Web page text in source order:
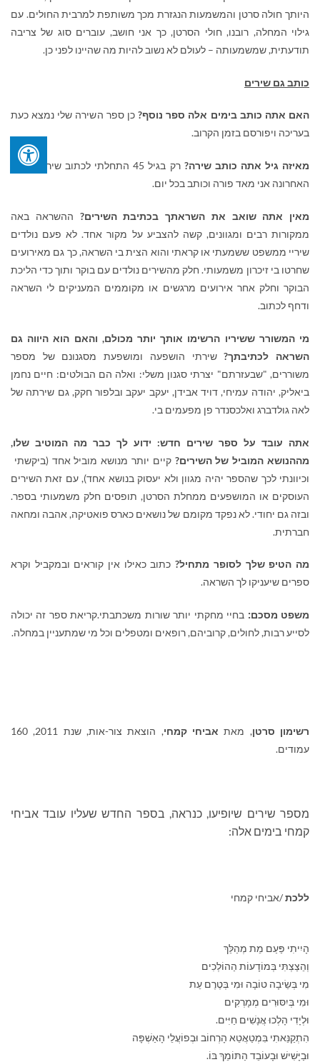
היותך חולה סרטן והמשמעות הנגזרת מכך משותפת למרבית החולים. עם
גילוי המחלה, רובנו, חולי הסרטן, כך אני חושב, עוברים סוג של צריבה
תודעתית, שמשמעותה – לעולם לא נשוב להיות מה שהיינו לפני כן.
כותב גם שירים
האם אתה כותב בימים אלה ספר נוסף?כן ספר השירה שלי נמצא כעת
בעריכה ויפורסם בזמן הקרוב.
מאיזה גיל אתה כותב שירה?
רק בגיל 45 התחלתי לכתוב שירה ובשנה
האחרונה אני מאד פורה וכותב בכל יום.
מאין אתה שואב את השראתך בכתיבת השירים? ההשראה באה
ממקורות רבים ומגוונים, קשה להצביע על מקור אחד. לא פעם נולדים
שיריי ממשפט ששמעתי או קראתי והוא הצית בי השראה, כך גם מאירועים
שחרטו בי זיכרון משמעותי. חלק מהשירים נולדים עם בוקר ותוך כדי הליכת
הבוקר וחלק אחר אירועים מרגשים או מקוממים המעניקים לי השראה
ודחף לכתוב.
מי המשורר ששיריו הרשימו אותך יותר מכולם, והאם הוא היווה גם
השראה לכתיבתך?שירתי הושפעה ומושפעת מסגנונם של מספר
משוררים, "שבעזרתם" יצרתי סגנון משלי: ואלה הם הבולטים: חיים נחמן
ביאליק, יהודה עמיחי, דויד אבידן, יעקב יעקב ובלפור חקק, גם שירתה של
לאה גולדברג ואלכסנדר פן מפעמים בי.
אתה עובד על ספר שירים חדש: ידוע לך כבר מה המוטיב שלו,
מההנושא המוביל של השירים?קיים יותר מנושא מוביל אחד (ביקשתי
וכיוונתי לכך שהספר יהיה מגוון ולא יעסוק בנושא אחד), עם זאת השירים
העוסקים או המושפעים ממחלת הסרטן, תופסים חלק משמעותי בספר.
ובזה גם יחודי. לא נפקד מקומם של נושאים כארס פואטיקה, אהבה ומחאה
חברתית.
מה הטיפ שלך לסופר מתחיל?כתוב כאילו אין קוראים ובמקביל וקרא
ספרים שיעניקו לך השראה.
משפט מסכם: בחיי מחקתי יותר שורות משכתבתי.קריאת ספר זה יכולה
לסייע רבות, לחולים, קרוביהם, רופאים ומטפלים וכל מי שמתעניין במחלה.
רשימון סרטן, מאת אביחי קמחי
, הוצאת צור-אות, שנת 2011, 160
עמודים.
מספר שירים שיופיעו, כנראה, בספר החדש שעליו עובד אביחי
קמחי בימים אלה:
ללכת/אביחי קמחי
הָיִיתִי פַּעַם מֵת מְהַלֵּךְ
וְהֵצַצְתִּי בְּמוֹדָעוֹת הַהוֹלְכִים
מִי בְּשֵׂיבָה טוֹבָה וּמִי בְּטֶרֶם עֵת
וּמִי בְּיִסּוּרִים מְמָרְקִים
וּלְיָדִי הָלְכוּ אֲנָשִׁים חַיִּים.
הִתְקַנֵּאתִי בִּמְטַאֲטֵא הָרְחוֹב וּבְפוֹעֲלֵי הָאַשְׁפָּה
וּבַיָּשִׁישׁ וּבָעוֹבֵד הַתּוֹמֵךְ בּוֹ.